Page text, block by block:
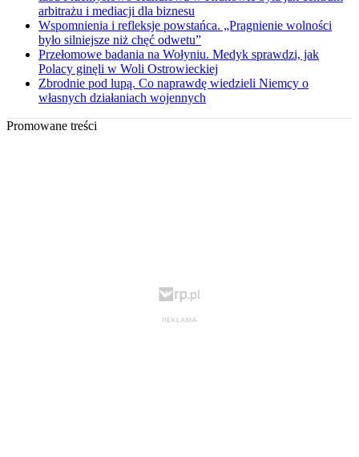
arbitrażu i mediacji dla biznesu
Wspomnienia i refleksje powstańca. „Pragnienie wolności
było silniejsze niż chęć odwetu”
Przełomowe badania na Wołyniu. Medyk sprawdzi, jak
Polacy ginęli w Woli Ostrowieckiej
Zbrodnie pod lupą. Co naprawdę wiedzieli Niemcy o
własnych działaniach wojennych
Promowane treści